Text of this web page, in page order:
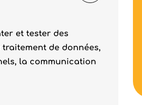
et tester des
de données,
la communication